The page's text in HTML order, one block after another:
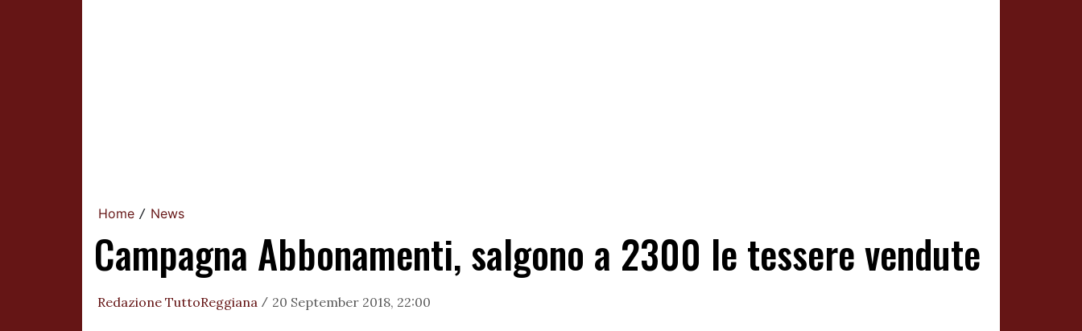
Home / News
Campagna Abbonamenti, salgono a 2300 le tessere vendute
Redazione TuttoReggiana / 20 September 2018, 22:00